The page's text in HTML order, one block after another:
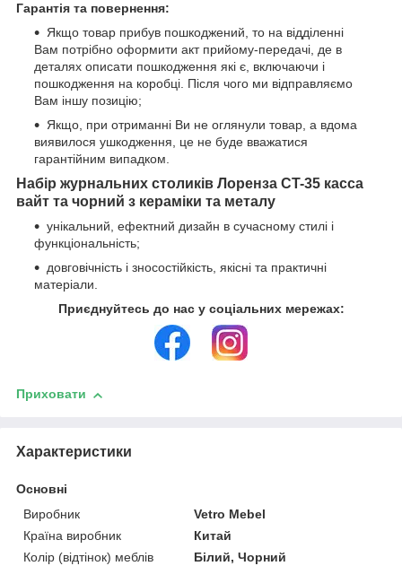
Гарантія та повернення:
Якщо товар прибув пошкоджений, то на відділенні
Вам потрібно оформити акт прийому-передачі, де в
деталях описати пошкодження які є, включаючи і
пошкодження на коробці. Після чого ми відправляємо
Вам іншу позицію;
Якщо, при отриманні Ви не оглянули товар, а вдома
виявилося ушкодження, це не буде вважатися
гарантійним випадком.
Набір журнальних столиків Лоренза CT-35 касса
вайт та чорний з кераміки та металу
унікальний, ефектний дизайн в сучасному стилі і
функціональність;
довговічність і зносостійкість, якісні та практичні
матеріали.
Приєднуйтесь до нас у соціальних мережах:
Приховати
Характеристики
Основні
Виробник
Vetro Mebel
Країна виробник
Китай
Колір (відтінок) меблів
Білий, Чорний